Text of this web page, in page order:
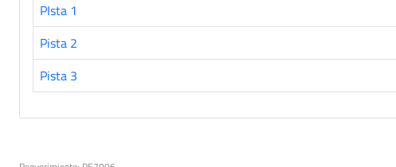
PIsta 1
Pista 2
Pista 3